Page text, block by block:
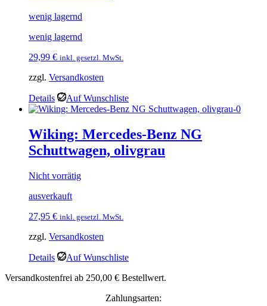
wenig lagernd
wenig lagernd
29,99 € inkl. gesetzl. MwSt.
zzgl. Versandkosten
Details Auf Wunschliste
Wiking: Mercedes-Benz NG
Schuttwagen, olivgrau
Nicht vorrätig
ausverkauft
27,95 € inkl. gesetzl. MwSt.
zzgl. Versandkosten
Details
Auf Wunschliste
Versandkostenfrei ab 250,00 € Bestellwert.
Zahlungsarten: